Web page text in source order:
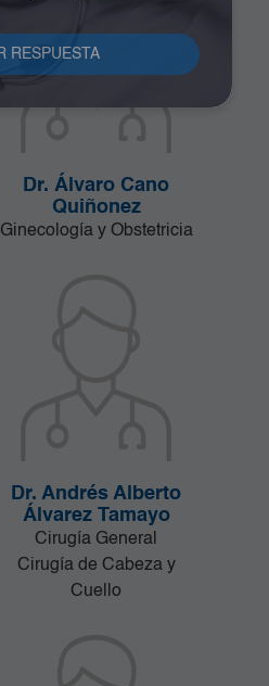
Dr. Álvaro Cano
Quiñonez
Ginecología y Obstetricia
Dr. Andrés Alberto
Álvarez Tamayo
Cirugía General
Cirugía de Cabeza y
Cuello